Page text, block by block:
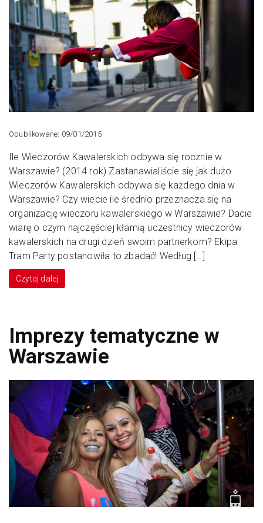
Opublikowane: 09/01/2015
Ile Wieczorów Kawalerskich odbywa się rocznie w
Warszawie? (2014 rok) Zastanawialiście się jak dużo
Wieczorów Kawalerskich odbywa się każdego dnia w
Warszawie? Czy wiecie ile średnio przeznacza się na
organizację wieczoru kawalerskiego w Warszawie? Dacie
wiarę o czym najczęściej kłamią uczestnicy wieczorów
kawalerskich na drugi dzień swoim partnerkom? Ekipa
Tram Party postanowiła to zbadać! Według […]
Czytaj dalej
Imprezy tematyczne w
Warszawie